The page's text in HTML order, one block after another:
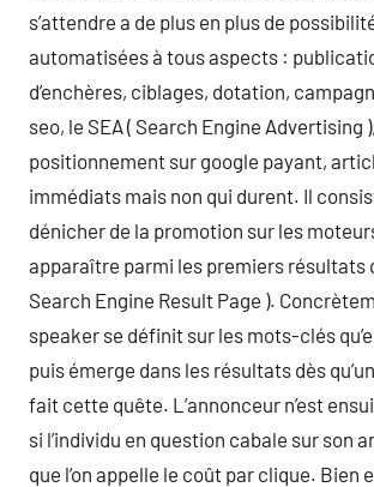
s’attendre a de plus en plus de
automatisées à tous aspects :
d’enchères, ciblages, dotation,
seo, le SEA ( Search Engine Advertising
positionnement sur google payant,
immédiats mais non qui durent. Il
dénicher de la promotion sur les
apparaître parmi les premiers résultats
Search Engine Result Page ).
speaker se définit sur les mots-clés
puis émerge dans les résultats dès
fait cette quête. L’annonceur n’est
si l’individu en question cabale sur son
que l’on appelle le coût par clique. Bien